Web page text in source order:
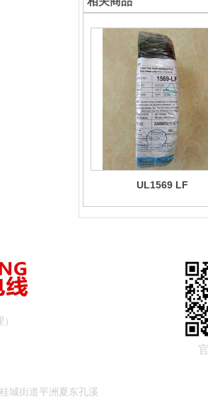
UL1569 LF
城街道平洲夏东孔溪